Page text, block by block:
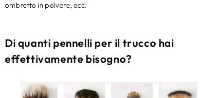
ombretto in polvere, ecc.
Di quanti pennelli per il trucco hai
effettivamente bisogno?